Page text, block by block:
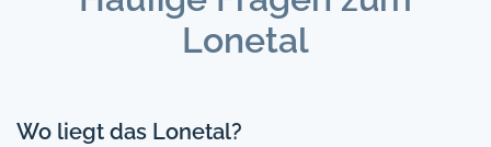
Lonetal
Wo liegt das Lonetal?